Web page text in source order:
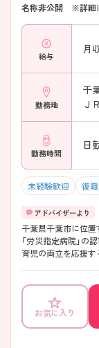
名称非公開 ※詳細
給与
月
勤務地
千
Ｊ
勤務時間
日
未経験歓迎 復
千葉県千葉市に位置
「労災指定病院」の
育児の両立を応援
話しいたしますの
お気に入り